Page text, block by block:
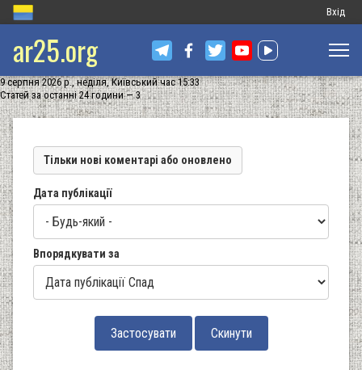
Меню
запису
Вхід
ar25.org
9 серпня 2026 р., неділя, Київський час 15:33
Статей за останні 24 години — 3
Тільки нові коментарі або оновлено
Дата публікації
Впорядкувати за